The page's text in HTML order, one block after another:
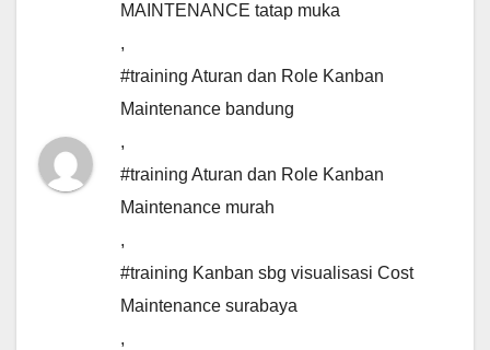
MAINTENANCE tatap muka
,
#training Aturan dan Role Kanban
Maintenance bandung
,
#training Aturan dan Role Kanban
Maintenance murah
,
#training Kanban sbg visualisasi Cost
Maintenance surabaya
,